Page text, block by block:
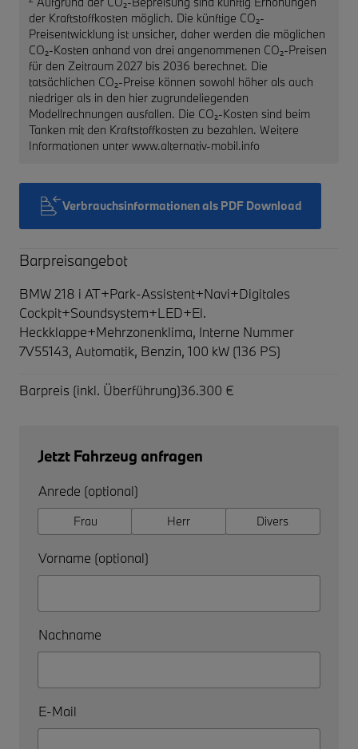
der Kraftstoffkosten möglich. Die künftige CO₂-
Preisentwicklung ist unsicher, daher werden die möglichen
CO₂-Kosten anhand von drei angenommenen CO₂-Preisen
für den Zeitraum 2027 bis 2036 berechnet. Die
tatsächlichen CO₂-Preise können sowohl höher als auch
niedriger als in den hier zugrundeliegenden
Modellrechnungen ausfallen. Die CO₂-Kosten sind beim
Tanken mit den Kraftstoffkosten zu bezahlen. Weitere
Informationen unter www.alternativ-mobil.info
Verbrauchsinformationen als PDF Download
Barpreisangebot
BMW 218 i AT+Park-Assistent+Navi+Digitales
Cockpit+Soundsystem+LED+El.
Heckklappe+Mehrzonenklima, Interne Nummer
7V55143, Automatik, Benzin, 100 kW (136 PS)
Barpreis (inkl. Überführung)36.300 €
Jetzt Fahrzeug anfragen
Anrede (optional)
Frau Herr Divers
Vorname (optional)
Nachname
E-Mail